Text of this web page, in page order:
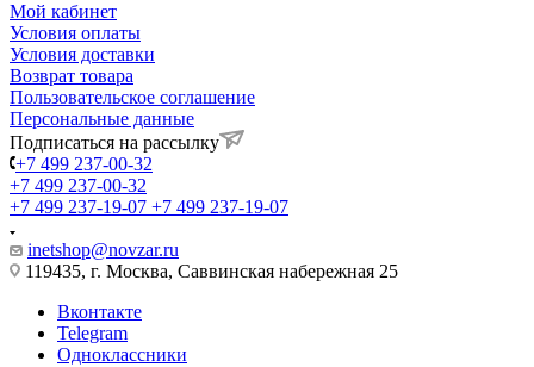
Мой кабинет
Условия оплаты
Условия доставки
Возврат товара
Пользовательское соглашение
Персональные данные
Подписаться на рассылку
+7 499 237-00-32
+7 499 237-00-32
+7 499 237-19-07 +7 499 237-19-07
inetshop@novzar.ru
119435, г. Москва, Саввинская набережная 25
Вконтакте
Telegram
Одноклассники